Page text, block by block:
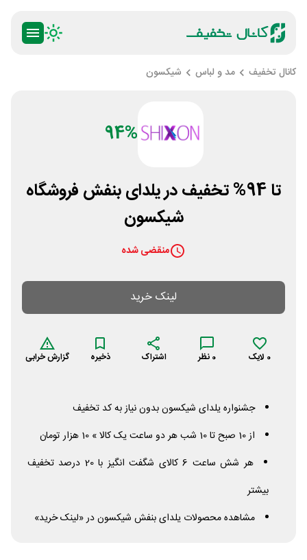
کانال تخفیف مد و لباس شیکسون
94%
تا 94% تخفیف در یلدای بنفش فروشگاه
شیکسون
منقضی شده
لینک خرید
0 لایک 0 نظر اشتراک ذخیره گزارش خرابی
جشنواره یلدای شیکسون بدون نیاز به کد تخفیف
از 10 صبح تا 10 شب هر دو ساعت یک کالا » 10 هزار تومان
هر شش ساعت 6 کالای شگفت انگیز با 20 درصد تخفیف
بیشتر
مشاهده محصولات یلدای بنفش شیکسون در «لینک خرید»